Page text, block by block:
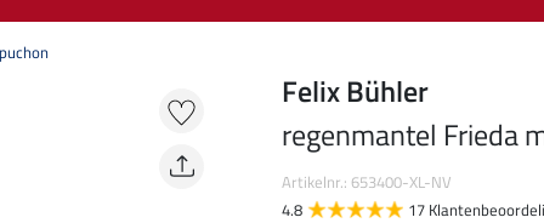
Felix Bühler
regenmantel Frieda
Artikelnr.: 653400-XL-NV
4.8
17